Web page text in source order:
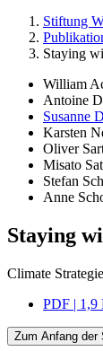
Stiftung
Staying
William
Antoine
Susanne
Karsten
Oliver
Misato
Stefan
Anne
Staying
Climate
PDF | 1,9
Zum Anfang der